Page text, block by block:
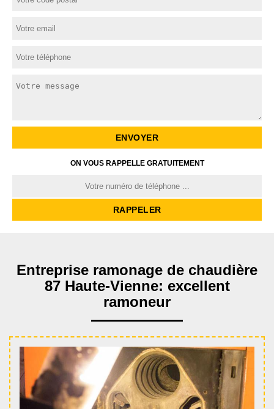
ON VOUS RAPPELLE GRATUITEMENT
Entreprise ramonage de chaudière
87 Haute-Vienne: excellent
ramoneur